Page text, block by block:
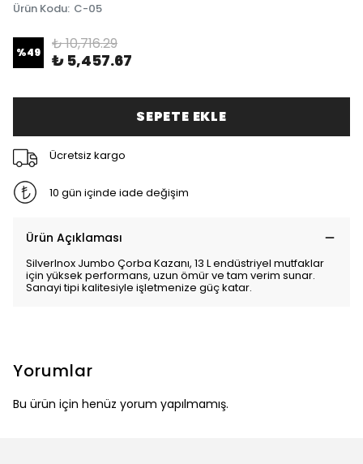
Ürün Kodu: C-05
%49 ₺ 10,716.29
₺ 5,457.67
SEPETE EKLE
Ücretsiz kargo
10 gün içinde iade değişim
Ürün Açıklaması
SilverInox Jumbo Çorba Kazanı, 13 L endüstriyel mutfaklar
için yüksek performans, uzun ömür ve tam verim sunar.
Sanayi tipi kalitesiyle işletmenize güç katar.
Yorumlar
Bu ürün için henüz yorum yapılmamış.